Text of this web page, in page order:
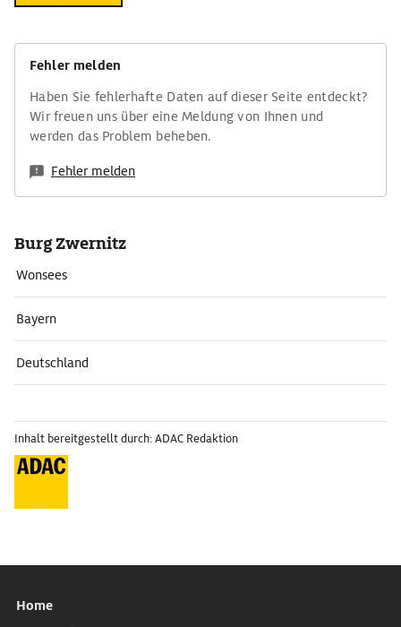
Fehler melden
Haben Sie fehlerhafte Daten auf dieser Seite entdeckt?
Wir freuen uns über eine Meldung von Ihnen und
werden das Problem beheben.
Fehler melden
Burg Zwernitz
Wonsees
Bayern
Deutschland
Inhalt bereitgestellt durch: ADAC Redaktion
Home